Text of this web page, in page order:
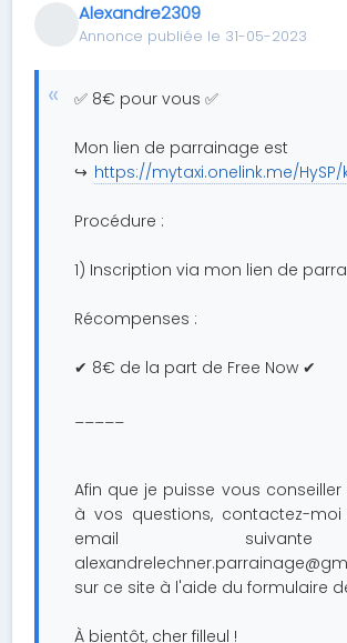
Alexandre2309
Annonce publiée le 31-05-2023
✅ 8€ pour vous ✅
Mon lien de parrainage est
↪️ https://mytaxi.onelink.me/HySP/
Procédure :
1) Inscription via mon lien de
Récompenses :
✔ 8€ de la part de Free Now ✔
_____
Afin que je puisse vous
à vos questions, contactez-
email
sur ce site à l'aide du formulaire
À bientôt, cher filleul !